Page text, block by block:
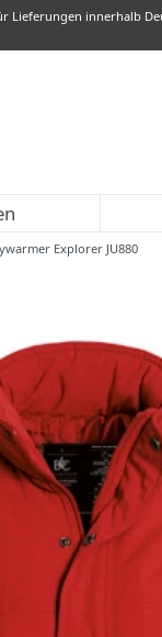
Lieferungen innerhalb
Explorer JU880